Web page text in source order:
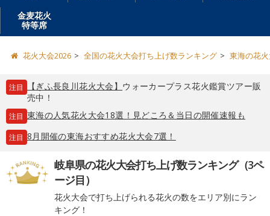
金麦花火
特等席
花火大会2026 全国の花火大会打ち上げ数ランキング 東海の花
注目 【ぎふ長良川花火大会】 ウォーカープラス花火鑑賞ツアー販
売中！
注目 東海の人気花火大会18選！見どころ＆当日の開催速報も
注目 8月開催の東海おすすめ花火大会7選！
岐阜県の花火大会打ち上げ数ランキング（3ペ
ージ目）
花火大会で打ち上げられる花火の数をエリア別にラン
キング！